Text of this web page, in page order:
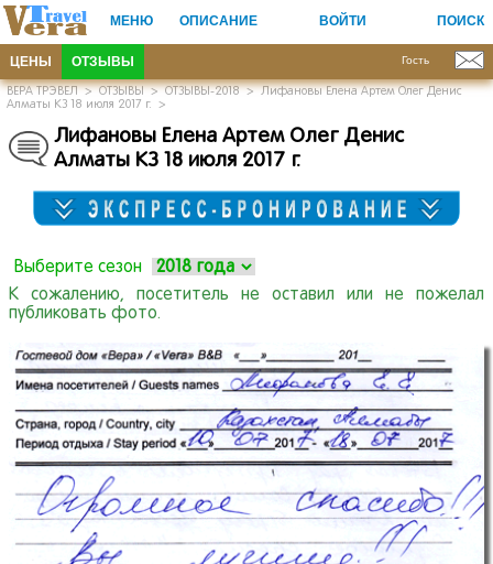
МЕНЮ ОПИСАНИЕ ВОЙТИ ПОИСК
ЦЕНЫ ОТЗЫВЫ Гость
ВЕРА ТРЭВЕЛ>ОТЗЫВЫ>ОТЗЫВЫ-2018>Лифановы Елена Артем Олег Денис
Алматы КЗ 18 июля 2017 г. >
Лифановы Елена Артем Олег Денис
Алматы КЗ 18 июля 2017 г.
Выберите сезон
К сожалению, посетитель не оставил или не пожелал
публиковать фото.